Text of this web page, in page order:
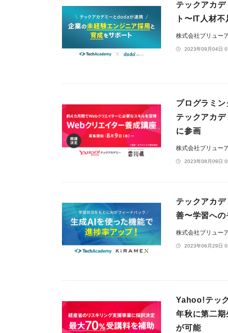
テックアカ
ト〜IT人材
株式会社ブリュー
2023年09月04日
プログラミ
テックアカ
に参画
株式会社ブリュー
2023年08月09日
テックアカ
善〜学習へ
株式会社ブリュー
2023年06月29日
Yahoo!テッ
年秋に第二
が可能